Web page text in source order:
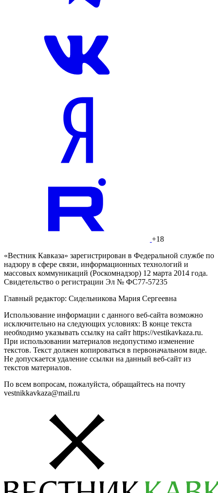
+18
«Вестник Кавказа» зарегистрирован в Федеральной службе по
надзору в сфере связи, информационных технологий и
массовых коммуникаций (Роскомнадзор) 12 марта 2014 года.
Свидетельство о регистрации Эл № ФС77-57235
Главный редактор: Сидельникова Мария Сергеевна
Использование информации с данного веб-сайта возможно
исключительно на следующих условиях: В конце текста
необходимо указывать ссылку на сайт https://vestikavkaza.ru.
При использовании материалов недопустимо изменение
текстов. Текст должен копироваться в первоначальном виде.
Не допускается удаление ссылки на данный веб-сайт из
текстов материалов.
По всем вопросам, пожалуйста, обращайтесь на почту
vestnikkavkaza@mail.ru